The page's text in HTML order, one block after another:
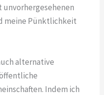
unvorhergesehenen
meine Pünktlichkeit
alternative
Indem ich